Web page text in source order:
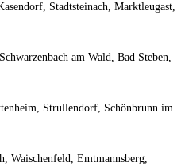
Stadt­stein­ach, Markt­leu­gast,
am Wald, Bad Steben,
Strul­len­dorf, Schön­brunn im
Wai­schen­feld, Emt­manns­berg,